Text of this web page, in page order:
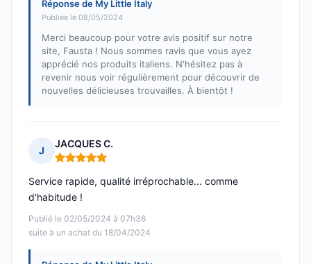
Réponse de My Little Italy
Publiée le 08/05/2024
Merci beaucoup pour votre avis positif sur notre
site, Fausta ! Nous sommes ravis que vous ayez
apprécié nos produits italiens. N'hésitez pas à
revenir nous voir régulièrement pour découvrir de
nouvelles délicieuses trouvailles. À bientôt !
J
JACQUES C.
Note : 5 sur 5
Publié le 02/05/2024 à 07h36
suite à un achat du 18/04/2024
Service rapide, qualité irréprochable... comme
d'habitude !